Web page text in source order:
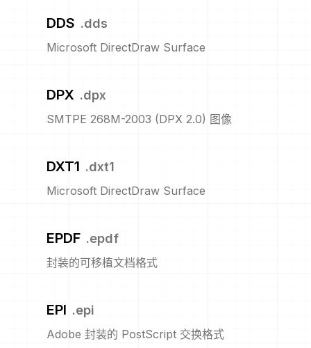
DDS .dds
Microsoft DirectDraw Surface
DPX .dpx
SMTPE 268M-2003 (DPX 2.0) 图像
DXT1 .dxt1
Microsoft DirectDraw Surface
EPDF .epdf
封装的可移植文档格式
EPI .epi
Adobe 封装的 PostScript 交换格式